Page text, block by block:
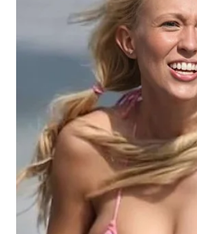
Mart ti donosi ljude koji te